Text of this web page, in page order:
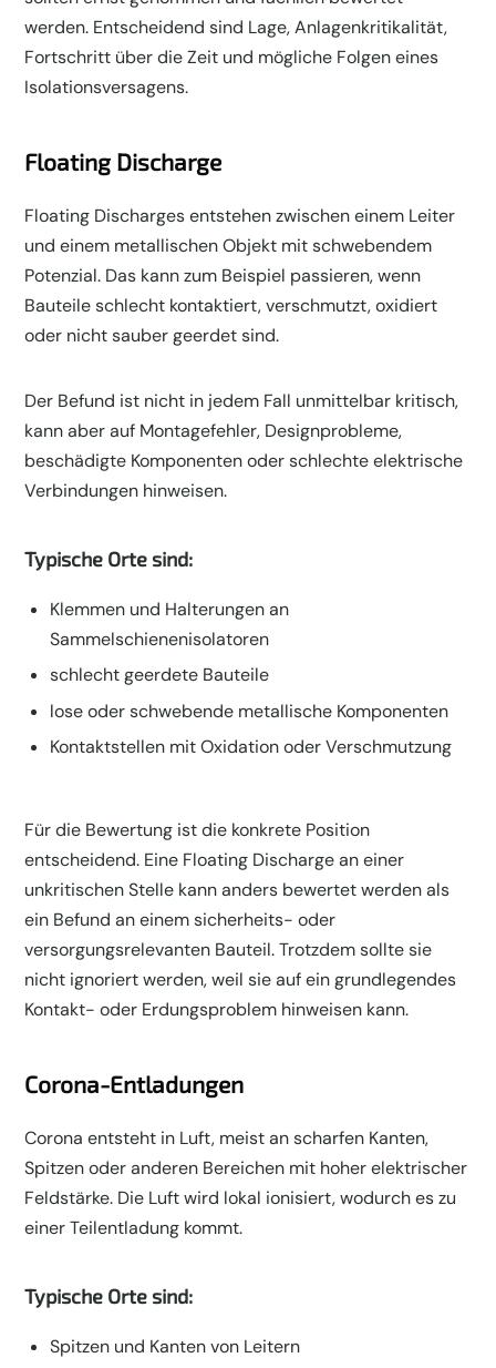
werden. Entscheidend sind Lage, Anlagenkritikalität,
Fortschritt über die Zeit und mögliche Folgen eines
Isolationsversagens.
Floating Discharge
Floating Discharges entstehen zwischen einem Leiter
und einem metallischen Objekt mit schwebendem
Potenzial. Das kann zum Beispiel passieren, wenn
Bauteile schlecht kontaktiert, verschmutzt, oxidiert
oder nicht sauber geerdet sind.
Der Befund ist nicht in jedem Fall unmittelbar kritisch,
kann aber auf Montagefehler, Designprobleme,
beschädigte Komponenten oder schlechte elektrische
Verbindungen hinweisen.
Typische Orte sind:
Klemmen und Halterungen an
Sammelschienenisolatoren
schlecht geerdete Bauteile
lose oder schwebende metallische Komponenten
Kontaktstellen mit Oxidation oder Verschmutzung
Für die Bewertung ist die konkrete Position
entscheidend. Eine Floating Discharge an einer
unkritischen Stelle kann anders bewertet werden als
ein Befund an einem sicherheits- oder
versorgungsrelevanten Bauteil. Trotzdem sollte sie
nicht ignoriert werden, weil sie auf ein grundlegendes
Kontakt- oder Erdungsproblem hinweisen kann.
Corona-Entladungen
Corona entsteht in Luft, meist an scharfen Kanten,
Spitzen oder anderen Bereichen mit hoher elektrischer
Feldstärke. Die Luft wird lokal ionisiert, wodurch es zu
einer Teilentladung kommt.
Typische Orte sind:
Spitzen und Kanten von Leitern